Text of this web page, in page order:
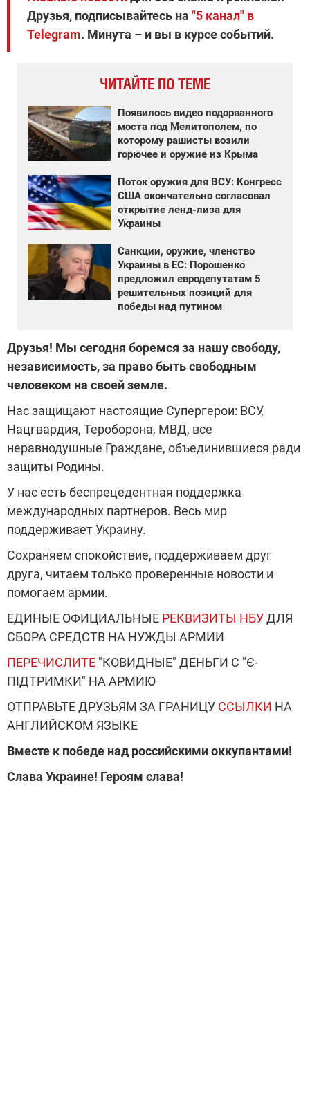
Друзья, подписывайтесь на "5 канал" в
Telegram. Минута – и вы в курсе событий.
ЧИТАЙТЕ ПО ТЕМЕ
Появилось видео подорванного
моста под Мелитополем, по
которому рашисты возили
горючее и оружие из Крыма
Поток оружия для ВСУ: Конгресс
США окончательно согласовал
открытие ленд-лиза для
Украины
Санкции, оружие, членство
Украины в ЕС: Порошенко
предложил евродепутатам 5
решительных позиций для
победы над путином
Друзья! Мы сегодня боремся за нашу свободу,
независимость, за право быть свободным
человеком на своей земле.
Нас защищают настоящие Супергерои: ВСУ,
Нацгвардия, Тероборона, МВД, все
неравнодушные Граждане, объединившиеся ради
защиты Родины.
У нас есть беспрецедентная поддержка
международных партнеров. Весь мир
поддерживает Украину.
Сохраняем спокойствие, поддерживаем друг
друга, читаем только проверенные новости и
помогаем армии.
ЕДИНЫЕ ОФИЦИАЛЬНЫЕ РЕКВИЗИТЫ НБУДЛЯ
СБОРА СРЕДСТВ НА НУЖДЫ АРМИИ
ПЕРЕЧИСЛИТЕ "КОВИДНЫЕ" ДЕНЬГИ С "Є-
ПІДТРИМКИ" НА АРМИЮ
ОТПРАВЬТЕ ДРУЗЬЯМ ЗА ГРАНИЦУ ССЫЛКИ НА
АНГЛИЙСКОМ ЯЗЫКЕ
Вместе к победе над российскими оккупантами!
Слава Украине! Героям слава!